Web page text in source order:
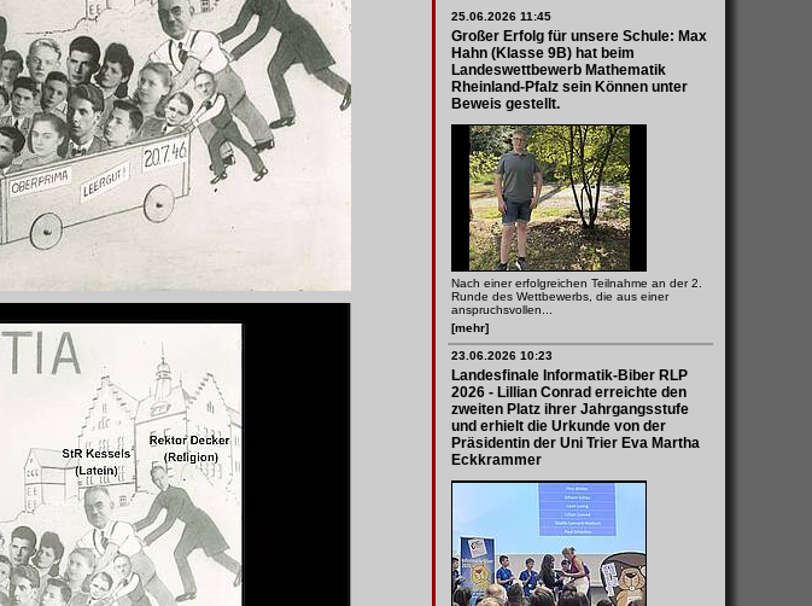
25.06.2026 11:45
Großer Erfolg für unsere Schule: Max
Hahn (Klasse 9B) hat beim
Landeswettbewerb Mathematik
Rheinland-Pfalz sein Können unter
Beweis gestellt.
Nach einer erfolgreichen Teilnahme an der 2.
Runde des Wettbewerbs, die aus einer
anspruchsvollen...
[mehr]
23.06.2026 10:23
Landesfinale Informatik-Biber RLP
2026 - Lillian Conrad erreichte den
zweiten Platz ihrer Jahrgangsstufe
und erhielt die Urkunde von der
Präsidentin der Uni Trier Eva Martha
Eckkrammer